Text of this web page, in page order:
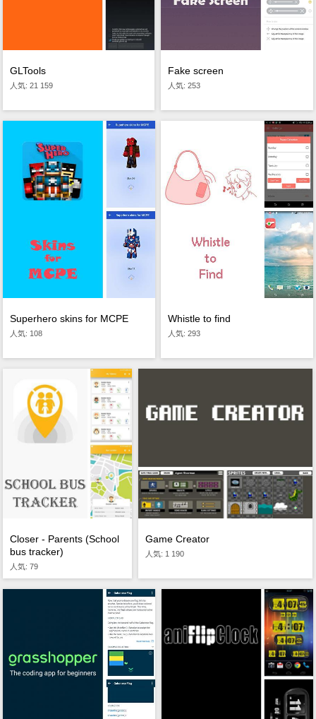
GLTools
人気: 21 159
Fake screen
人気: 253
Superhero skins for MCPE
人気: 108
Whistle to find
人気: 293
Closer - Parents (School
bus tracker)
人気: 79
Game Creator
人気: 1 190